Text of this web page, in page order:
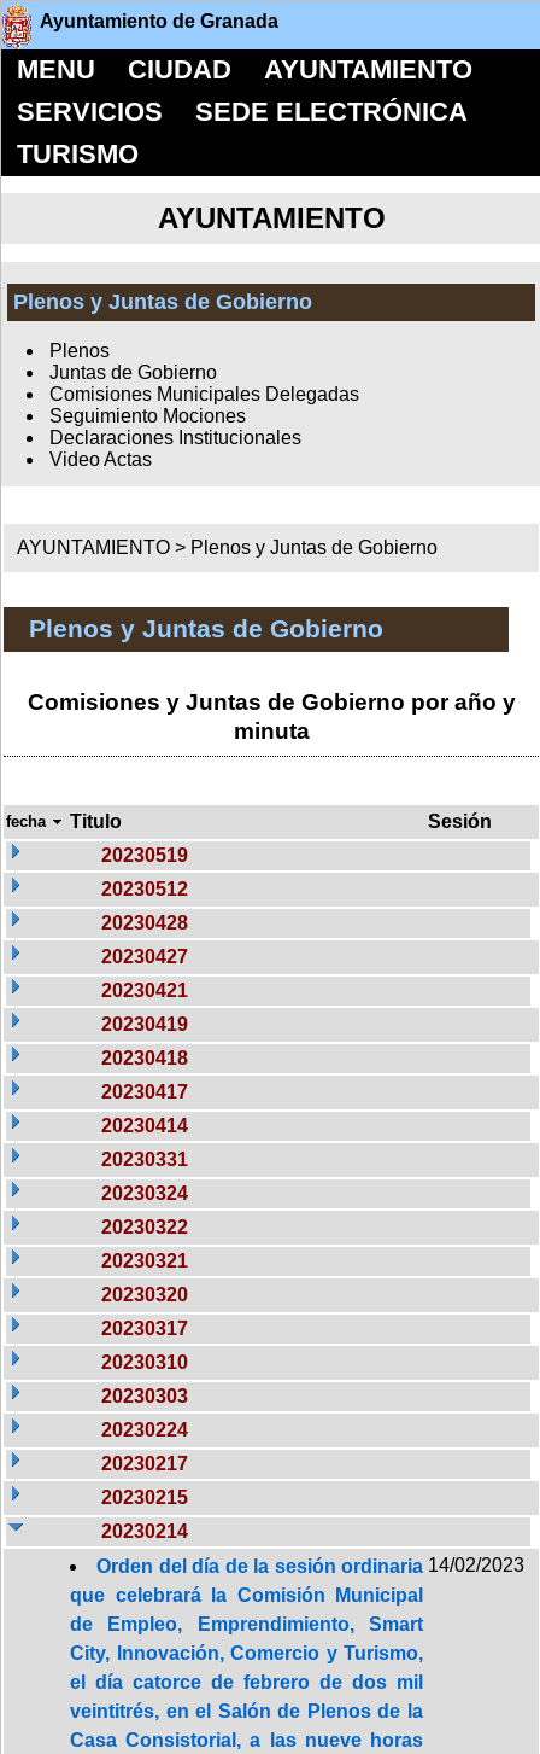
Ayuntamiento de Granada
MENU CIUDAD
AYUNTAMIENTO
SERVICIOS
SEDE ELECTRÓNICA
TURISMO
AYUNTAMIENTO
Plenos y Juntas de Gobierno
Plenos
Juntas de Gobierno
Comisiones Municipales Delegadas
Seguimiento Mociones
Declaraciones Institucionales
Video Actas
AYUNTAMIENTO > Plenos y Juntas de Gobierno
Plenos y Juntas de Gobierno
Comisiones y Juntas de Gobierno por año y
minuta
fecha Titulo
Sesión
20230519
20230512
20230428
20230427
20230421
20230419
20230418
20230417
20230414
20230331
20230324
20230322
20230321
20230320
20230317
20230310
20230303
20230224
20230217
20230215
20230214
Orden del día de la sesión ordinaria
que celebrará la Comisión Municipal
de Empleo, Emprendimiento, Smart
City, Innovación, Comercio y Turismo,
el día catorce de febrero de dos mil
veintitrés, en el Salón de Plenos de la
Casa Consistorial, a las nueve horas
14/02/2023